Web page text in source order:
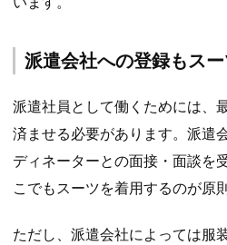
派遣会社への登録もスー
派遣社員として働くためには、
済ませる必要があります。派遣
ディネーターとの面接・面談を
こでもスーツを着用するのが原
ただし、派遣会社によっては服